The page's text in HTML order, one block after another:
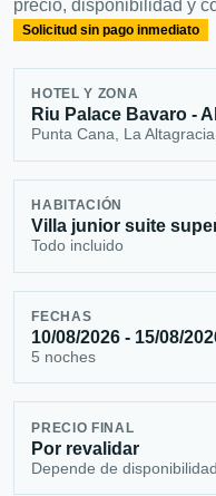
precio, disponibilidad y
Solicitud sin pago inmediato
HOTEL Y ZONA
Riu Palace Bavaro -
Punta Cana, La
HABITACIÓN
Villa junior suite
Todo incluido
FECHAS
10/08/2026 - 15/08/
5 noches
PRECIO FINAL
Por revalidar
Depende de